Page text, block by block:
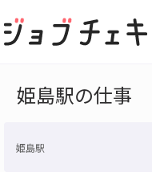
姫島駅の仕事
姫島駅